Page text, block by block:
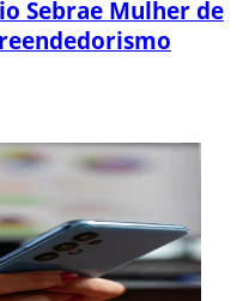
Sebrae Mulher de